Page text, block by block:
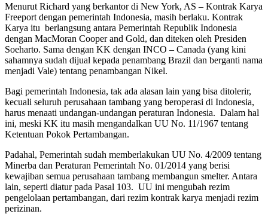
Menurut Richard yang berkantor di New York, AS – Kontrak Karya
Freeport dengan pemerintah Indonesia, masih berlaku. Kontrak
Karya itu berlangsung antara Pemerintah Republik Indonesia
dengan MacMoran Cooper and Gold, dan diteken oleh Presiden
Soeharto. Sama dengan KK dengan INCO – Canada (yang kini
sahamnya sudah dijual kepada penambang Brazil dan berganti nama
menjadi Vale) tentang penambangan Nikel.
Bagi pemerintah Indonesia, tak ada alasan lain yang bisa ditolerir,
kecuali seluruh perusahaan tambang yang beroperasi di Indonesia,
harus menaati undangan-undangan peraturan Indonesia. Dalam hal
ini, meski KK itu masih mengandalkan UU No. 11/1967 tentang
Ketentuan Pokok Pertambangan.
Padahal, Pemerintah sudah memberlakukan UU No. 4/2009 tentang
Minerba dan Peraturan Pemerintah No. 01/2014 yang berisi
kewajiban semua perusahaan tambang membangun smelter. Antara
lain, seperti diatur pada Pasal 103. UU ini mengubah rezim
pengelolaan pertambangan, dari rezim kontrak karya menjadi rezim
perizinan.